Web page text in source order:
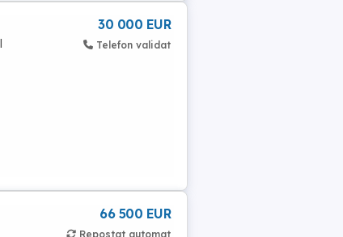
30 000 EUR
Telefon validat
66 500 EUR
Repostat automat